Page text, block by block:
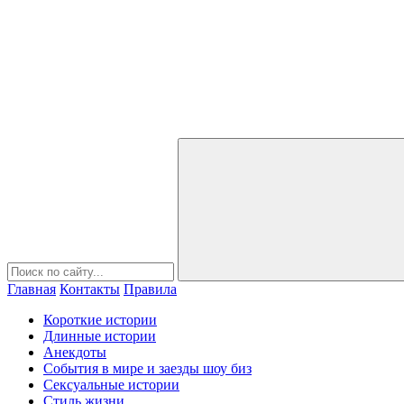
Главная Контакты Правила
Короткие истории
Длинные истории
Анекдоты
События в мире и заезды шоу биз
Сексуальные истории
Стиль жизни